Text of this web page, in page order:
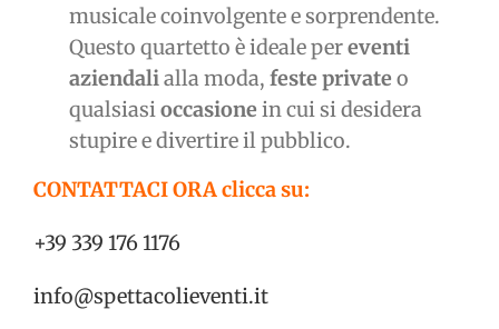
musicale coinvolgente e sorprendente.
Questo quartetto è ideale pereventi
aziendalialla moda, feste private o
qualsiasioccasione in cui si desidera
stupire e divertire il pubblico.
CONTATTACI ORA clicca su:
+39 339 176 1176
info@spettacolieventi.it